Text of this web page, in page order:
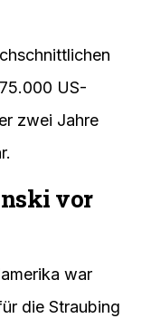
US-
zwei Jahre
vor
war
die Straubing